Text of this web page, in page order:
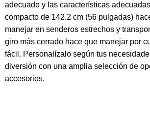
adecuado y las características
compacto de 142.2 cm (56 pulgadas)
manejar en senderos estrechos y
giro más cerrado hace que manejar por
fácil. Personalízalo según tus
diversión con una amplia selección de
accesorios.